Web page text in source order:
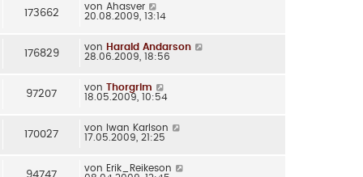
173662
von Ahasver
20.08.2009, 13:14
176829
von Harald Andarson
28.06.2009, 18:56
97207
von Thorgrim
18.05.2009, 10:54
170027
von
Iwan Karlson
17.05.2009, 21:25
94747
von Erik_Reikeson